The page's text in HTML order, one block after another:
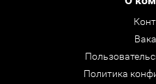
Политика